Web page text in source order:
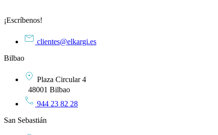
¡Escríbenos!
clientes@elkargi.es
Bilbao
Plaza Circular 4
48001 Bilbao
944 23 82 28
San Sebastián